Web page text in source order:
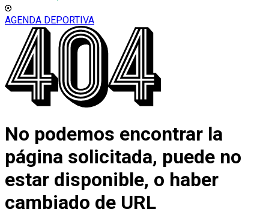
AGENDA DEPORTIVA
No podemos encontrar la
página solicitada, puede no
estar disponible, o haber
cambiado de URL